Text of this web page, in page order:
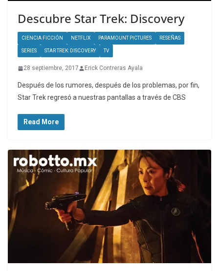
Descubre Star Trek: Discovery
CIENCIA FICCIÓN NETFLIX PARAMOUNT PICTURES RESEÑAS
SERIES STAR TREK: DISCOVERY TV
28 septiembre, 2017 Erick Contreras Ayala
Después de los rumores, después de los problemas, por fin,
Star Trek regresó a nuestras pantallas a través de CBS
Read More